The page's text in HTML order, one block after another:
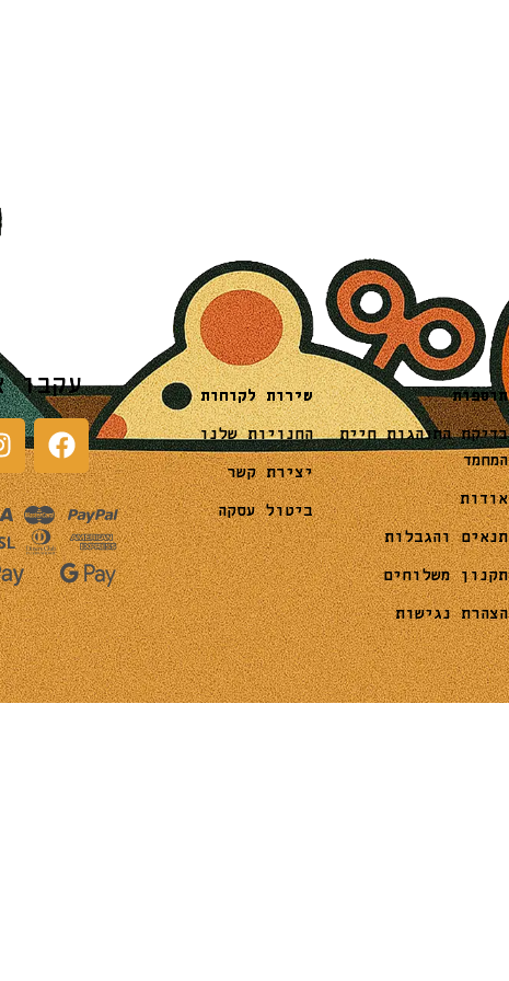
תוספות
בדיקת התנהגות חיית
המחמד
אודות
תנאים והגבלות
תקנון משלוחים
הצהרת נגישות
שירות לקוחות
החנויות שלנו
יצירת קשר
ביטול עסקה
עקבו